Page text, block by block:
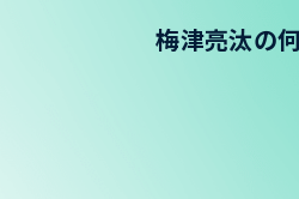
梅津亮汰の